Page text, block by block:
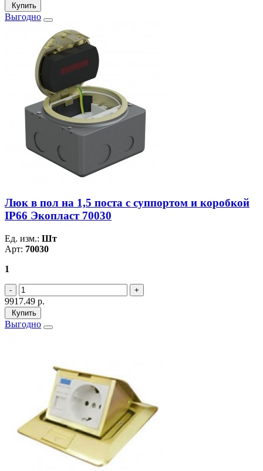
Купить
Выгодно
Люк в пол на 1,5 поста с суппортом и коробкой
IP66 Экопласт 70030
Ед. изм.: Шт
Арт: 70030
1
9917.49 р.
Купить
Выгодно